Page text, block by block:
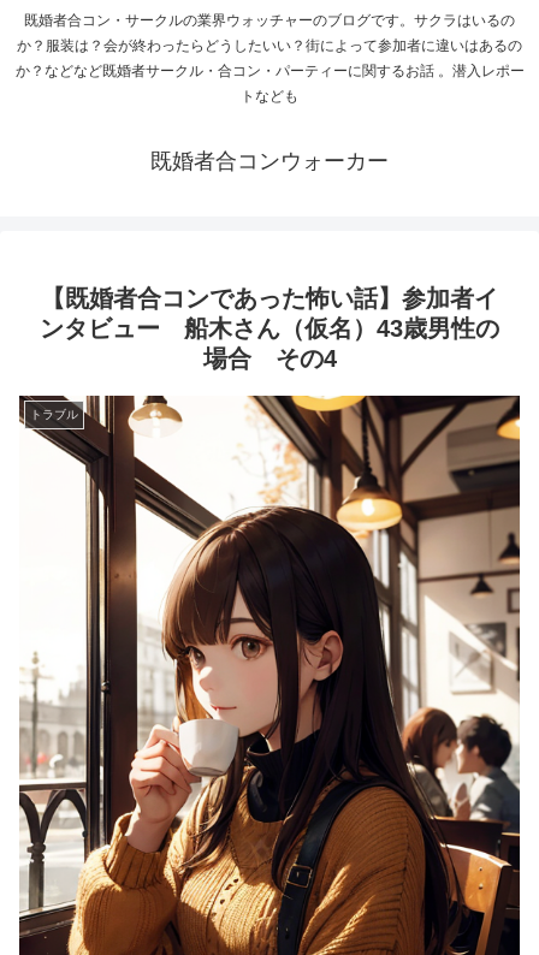
既婚者合コン・サークルの業界ウォッチャーのブログです。サクラはいるの
か？服装は？会が終わったらどうしたいい？街によって参加者に違いはあるの
か？などなど既婚者サークル・合コン・パーティーに関するお話 。潜入レポー
トなども
既婚者合コンウォーカー
【既婚者合コンであった怖い話】参加者イ
ンタビュー 船木さん（仮名）43歳男性の
場合 その4
トラブル